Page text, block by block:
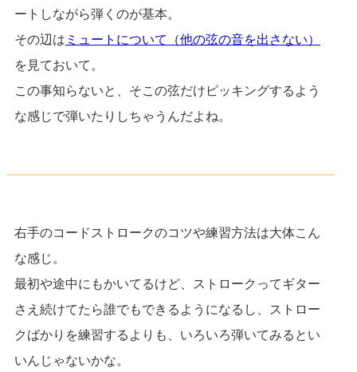
ートしながら弾くのが基本。
その辺は ミュートについて（他の弦の音を出さない）
を見ておいて。
この事知らないと、そこの弦だけピッキングするよう
な感じで弾いたりしちゃうんだよね。
右手のコードストロークのコツや練習方法は大体こん
な感じ。
最初や途中にもかいてるけど、ストロークってギター
さえ続けてたら誰でもできるようになるし、ストロー
クばかりを練習するよりも、いろいろ弾いてみるとい
いんじゃないかな。